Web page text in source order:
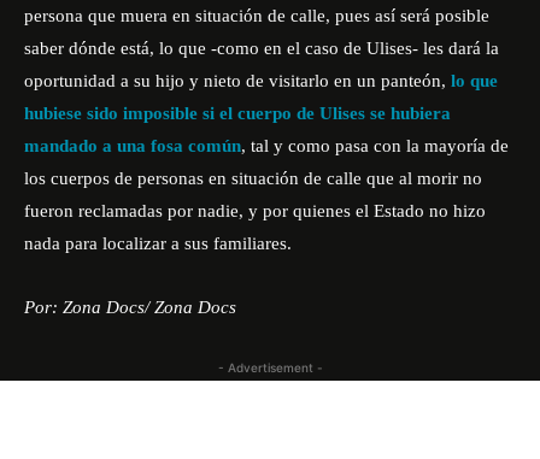
persona que muera en situación de calle, pues así será posible
saber dónde está, lo que -como en el caso de Ulises- les dará la
oportunidad a su hijo y nieto de visitarlo en un panteón, lo que
hubiese sido imposible si el cuerpo de Ulises se hubiera
mandado a una fosa común, tal y como pasa con la mayoría de
los cuerpos de personas en situación de calle que al morir no
fueron reclamadas por nadie, y por quienes el Estado no hizo
nada para localizar a sus familiares.
Por: Zona Docs/ Zona Docs
- Advertisement -